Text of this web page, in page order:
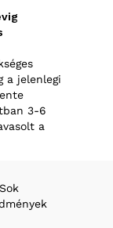
a jelenlegi
3-6
a
Sok